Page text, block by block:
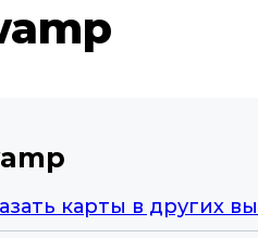
карты в других